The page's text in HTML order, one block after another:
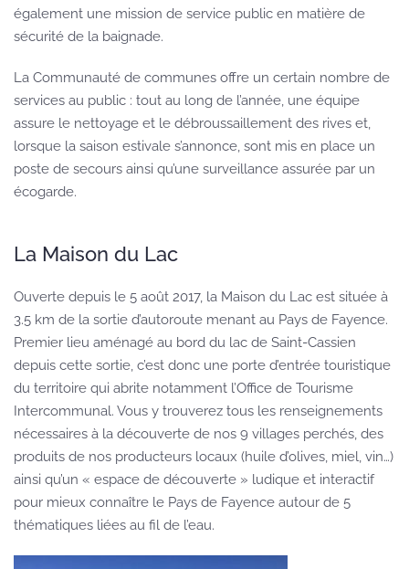
également une mission de service public en matière de
sécurité de la baignade.
La Communauté de communes offre un certain nombre de
services au public : tout au long de l’année, une équipe
assure le nettoyage et le débroussaillement des rives et,
lorsque la saison estivale s’annonce, sont mis en place un
poste de secours ainsi qu’une surveillance assurée par un
écogarde.
La Maison du Lac
Ouverte depuis le 5 août 2017, la Maison du Lac est située à
3.5 km de la sortie d’autoroute menant au Pays de Fayence.
Premier lieu aménagé au bord du lac de Saint-Cassien
depuis cette sortie, c’est donc une porte d’entrée touristique
du territoire qui abrite notamment l’Office de Tourisme
Intercommunal. Vous y trouverez tous les renseignements
nécessaires à la découverte de nos 9 villages perchés, des
produits de nos producteurs locaux (huile d’olives, miel, vin…)
ainsi qu’un « espace de découverte » ludique et interactif
pour mieux connaître le Pays de Fayence autour de 5
thématiques liées au fil de l’eau.